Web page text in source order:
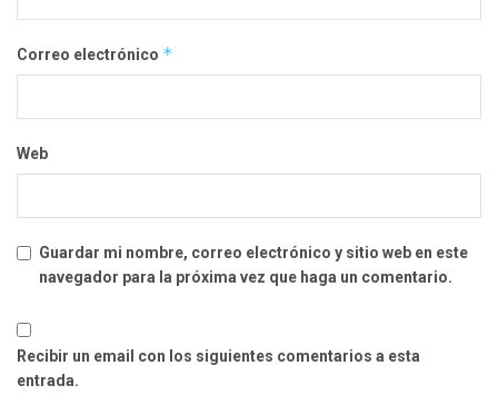
Correo electrónico *
Web
Guardar mi nombre, correo electrónico y sitio web en este
navegador para la próxima vez que haga un comentario.
Recibir un email con los siguientes comentarios a esta
entrada.